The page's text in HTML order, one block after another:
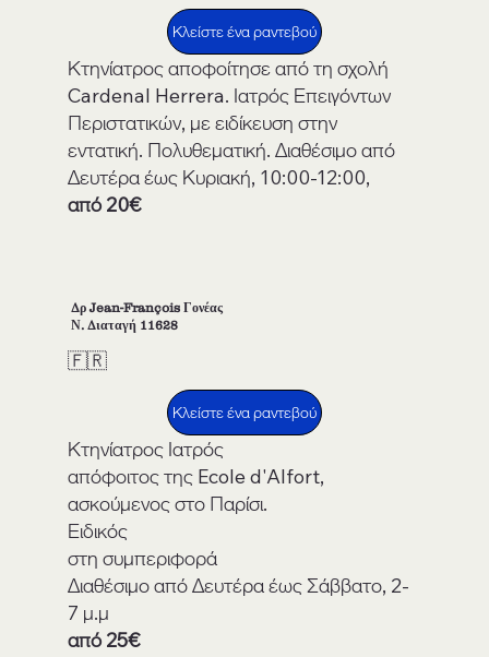
Κλείστε ένα ραντεβού
Κτηνίατρος αποφοίτησε από τη σχολή
Cardenal Herrera. Ιατρός Επειγόντων
Περιστατικών, με ειδίκευση στην
εντατική. Πολυθεματική. Διαθέσιμο από
Δευτέρα έως Κυριακή, 10:00-12:00,
από 20€
Δρ Jean-François Γονέας
Ν. Διαταγή 11628
🇫🇷
Κλείστε ένα ραντεβού
Κτηνίατρος Ιατρός
απόφοιτος της Ecole d'Alfort,
ασκούμενος στο Παρίσι.
Ειδικός
στη συμπεριφορά
Διαθέσιμο από Δευτέρα έως Σάββατο, 2-
7 μ.μ
από 25€